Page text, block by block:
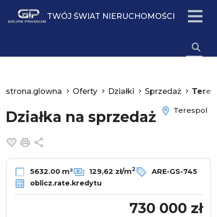
TWÓJ ŚWIAT NIERUCHOMOŚCI
strona.glowna Oferty Działki Sprzedaż
Działka na sprzedaż Terespol
Dodaj do ulubionych
Drukuj
5632.00 m² 129,62 zł/m2
ARE-GS-745
oblicz.rate.kredytu
730 000 zł